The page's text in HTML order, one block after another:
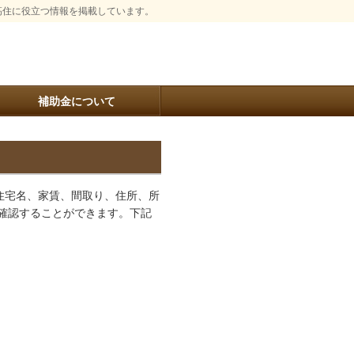
に役立つ情報を掲載しています。
補助金について
名、家賃、間取り、住所、所
認することができます。下記